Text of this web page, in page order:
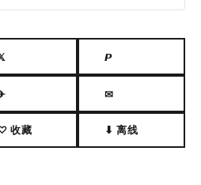
𝙋
✉
收藏 ⬇ 离线